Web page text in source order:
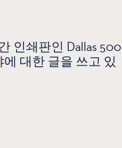
인쇄판인 Dallas 500
대한 글을 쓰고 있